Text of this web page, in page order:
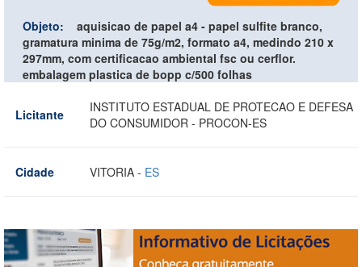
Objeto:
aquisicao de papel a4 - papel sulfite branco,
gramatura minima de 75g/m2, formato a4, medindo 210 x
297mm, com certificacao ambiental fsc ou cerflor.
embalagem plastica de bopp c/500 folhas
Licitante
INSTITUTO ESTADUAL DE PROTECAO E DEFESA
DO CONSUMIDOR - PROCON-ES
Cidade VITORIA - ES